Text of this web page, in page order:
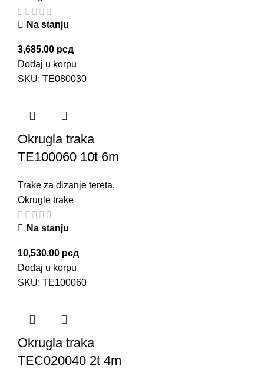
Na stanju
3,685.00 рсд
Dodaj u korpu
SKU: TE080030
Okrugla traka
TE100060 10t 6m
Trake za dizanje tereta,
Okrugle trake
Na stanju
10,530.00 рсд
Dodaj u korpu
SKU: TE100060
Okrugla traka
TEC020040 2t 4m